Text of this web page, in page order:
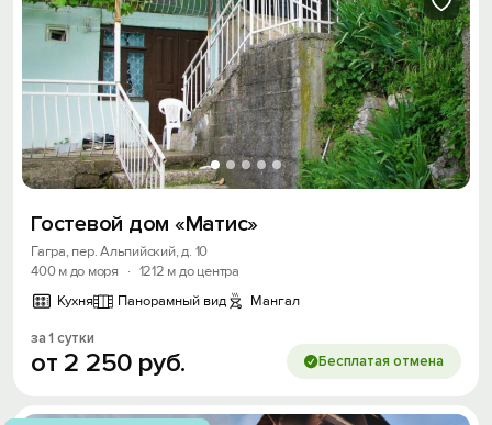
Гостевой дом «Матис»
Гагра, пер. Альпийский, д. 10
400 м до моря
· 1212 м до центра
Кухня
Панорамный вид Мангал
за 1 сутки
от 2 250 руб. Бесплатая отмена